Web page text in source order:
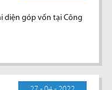
diện góp vốn tại Công